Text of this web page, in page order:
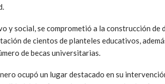
y social, se comprometió a la construcción de
de cientos de planteles educativos,
de becas universitarias.
ocupó un lugar destacado en su